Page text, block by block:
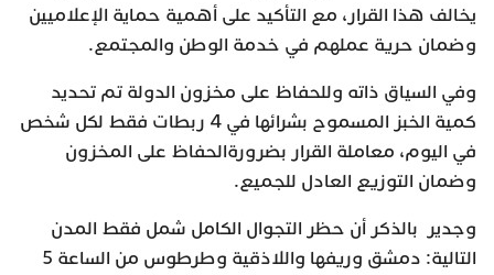
يخالف هذا القرار، مع التأكيد على أهمية حماية الإعلاميين
وضمان حرية عملهم في خدمة الوطن والمجتمع.
وفي السياق ذاته وللحفاظ على مخزون الدولة تم تحديد
كمية الخبز المسموح بشرائها في 4 ربطات فقط لكل شخص
في اليوم، معاملة القرار بضرورةالحفاظ على المخزون
وضمان التوزيع العادل للجميع.
وجدير بالذكر أن حظر التجوال الكامل شمل فقط المدن
التالية: دمشق وريفها واللاذقية وطرطوس من الساعة 5